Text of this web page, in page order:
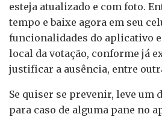
esteja atualizado e com foto.
tempo e baixe agora em seu
funcionalidades do aplicativo
local da votação, conforme já
justificar a ausência, entre
Se quiser se prevenir, leve um
para caso de alguma pane no